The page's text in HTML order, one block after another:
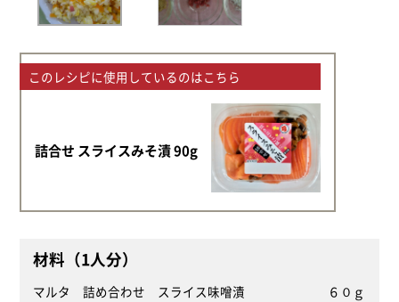
このレシピに使用しているのはこちら
詰合せ スライスみそ漬 90g
材料（1人分）
マルタ 詰め合わせ スライス味噌漬
６０ｇ